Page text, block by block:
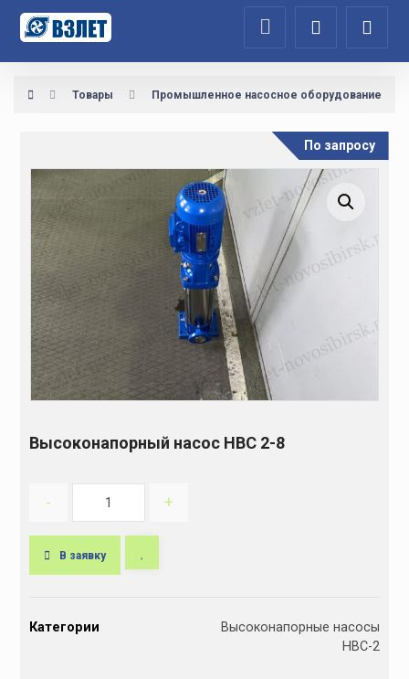
Товары Промышленное насосное оборудование
Увеличить изображение
Высоконапорный насос НВС 2-8
По запросу
- +
В заявку
tКатегории
Высоконапорные насосы
НВС-2